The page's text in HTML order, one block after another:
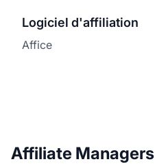
Logiciel d'affiliation
Affice
Affiliate Managers